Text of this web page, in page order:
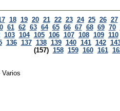
18 19 20 21 22 23 24 25 26 27
61 62 63 64 65 66 67 68 69 70
103 104 105 106 107 108 109 110
136 137 138 139 140 141 142
(157) 158 159 160 161